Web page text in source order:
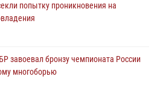
попытку проникновения на
завоевал бронзу чемпионата России
многоборью